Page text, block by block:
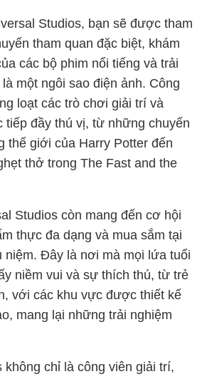
Studios, bạn sẽ được tham
tham quan đặc biệt, khám
các bộ phim nổi tiếng và trải
một ngôi sao điện ảnh. Công
loạt các trò chơi giải trí và
đầy thú vị, từ những chuyến
thế giới của Harry Potter đến
thở trong The Fast and the
Studios còn mang đến cơ hội
thực đa dạng và mua sắm tại
niệm. Đây là nơi mà mọi lứa tuổi
niềm vui và sự thích thú, từ trẻ
với các khu vực được thiết kế
mang lại những trải nghiệm
không chỉ là công viên giải trí,